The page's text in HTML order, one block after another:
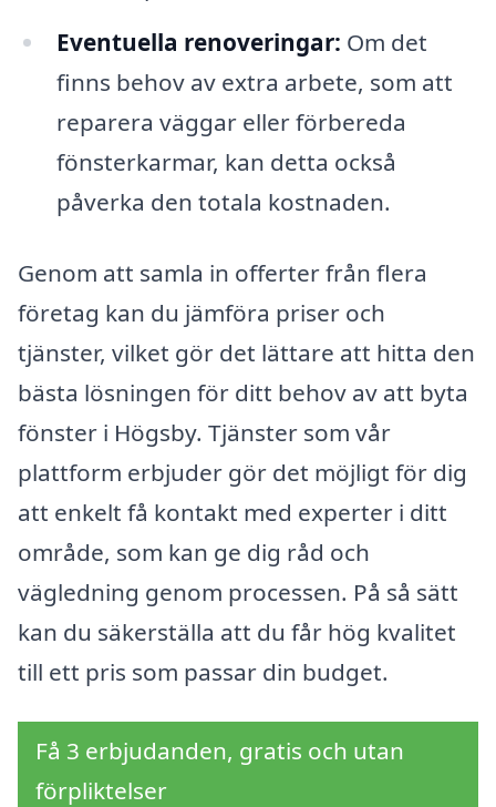
Eventuella renoveringar: Om det
finns behov av extra arbete, som att
reparera väggar eller förbereda
fönsterkarmar, kan detta också
påverka den totala kostnaden.
Genom att samla in offerter från flera
företag kan du jämföra priser och
tjänster, vilket gör det lättare att hitta den
bästa lösningen för ditt behov av att byta
fönster i Högsby. Tjänster som vår
plattform erbjuder gör det möjligt för dig
att enkelt få kontakt med experter i ditt
område, som kan ge dig råd och
vägledning genom processen. På så sätt
kan du säkerställa att du får hög kvalitet
till ett pris som passar din budget.
Få 3 erbjudanden, gratis och utan
förpliktelser